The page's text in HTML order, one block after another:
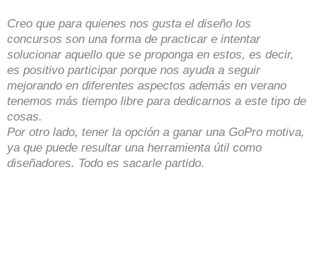
Creo que para quienes nos gusta el diseño los
concursos son una forma de practicar e intentar
solucionar aquello que se proponga en estos, es decir,
es positivo participar porque nos ayuda a seguir
mejorando en diferentes aspectos además en verano
tenemos más tiempo libre para dedicarnos a este tipo de
cosas.
Por otro lado, tener la opción a ganar una GoPro motiva,
ya que puede resultar una herramienta útil como
diseñadores. Todo es sacarle partido.